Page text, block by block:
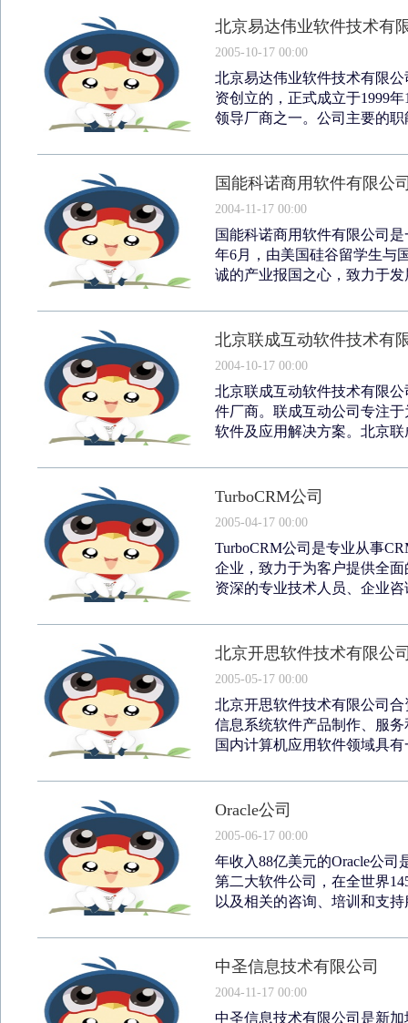
北京易达伟业软件技术有
2005-10-17 00:00
北京易达伟业软件技术有限
资创立的，正式成立于1999
领导厂商之一。公司主要的
国能科诺商用软件有限公
2004-11-17 00:00
国能科诺商用软件有限公司
年6月，由美国硅谷留学生与
诚的产业报国之心，致力于
北京联成互动软件技术有
2004-10-17 00:00
北京联成互动软件技术有限
件厂商。联成互动公司专注
软件及应用解决方案。北京
TurboCRM公司
2005-04-17 00:00
TurboCRM公司是专业从事
企业，致力于为客户提供全
资深的专业技术人员、企业
北京开思软件技术有限公
2005-05-17 00:00
北京开思软件技术有限公司
信息系统软件产品制作、服
国内计算机应用软件领域具
Oracle公司
2005-06-17 00:00
年收入88亿美元的Oracle公
第二大软件公司，在全世界
以及相关的咨询、培训和支持
中圣信息技术有限公司
2004-11-17 00:00
中圣信息技术有限公司是新